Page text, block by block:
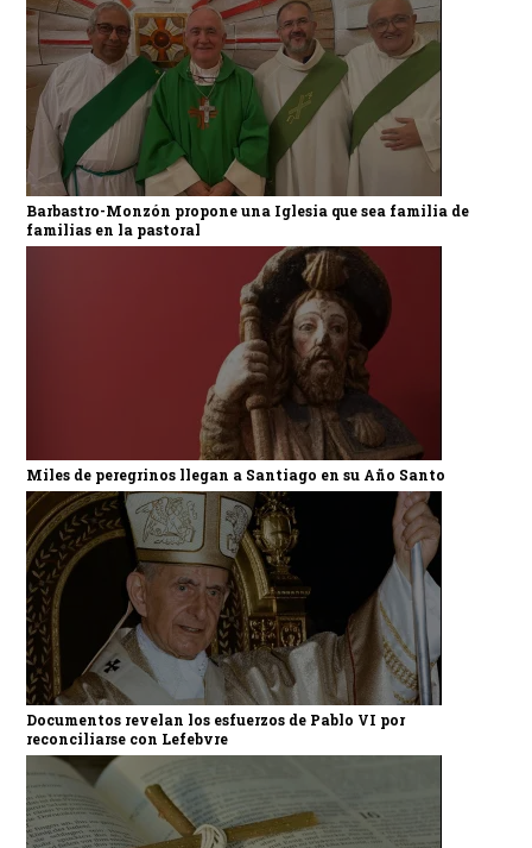
Barbastro-Monzón propone una Iglesia que sea familia de
familias en la pastoral
Miles de peregrinos llegan a Santiago en su Año Santo
Documentos revelan los esfuerzos de Pablo VI por
reconciliarse con Lefebvre